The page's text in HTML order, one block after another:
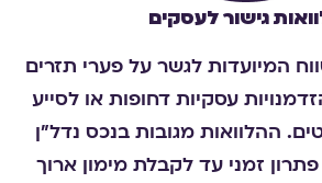
גישור לעסקים
המיועדות לגשר על פערי תזרים
עסקיות דחופות או לסייע
ההלוואות מגובות בנכס נדל"ן
זמני עד לקבלת מימון ארוך